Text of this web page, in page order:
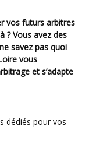
? Vous avez des
savez pas quoi
vous
et s’adapte
dédiés pour vos